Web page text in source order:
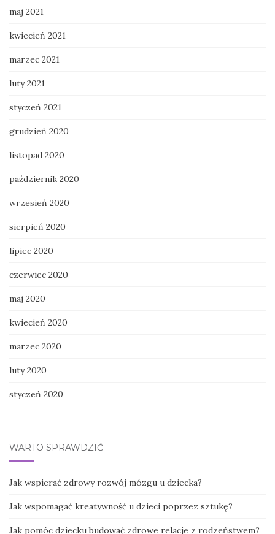
maj 2021
kwiecień 2021
marzec 2021
luty 2021
styczeń 2021
grudzień 2020
listopad 2020
październik 2020
wrzesień 2020
sierpień 2020
lipiec 2020
czerwiec 2020
maj 2020
kwiecień 2020
marzec 2020
luty 2020
styczeń 2020
WARTO SPRAWDZIĆ
Jak wspierać zdrowy rozwój mózgu u dziecka?
Jak wspomagać kreatywność u dzieci poprzez sztukę?
Jak pomóc dziecku budować zdrowe relacje z rodzeństwem?